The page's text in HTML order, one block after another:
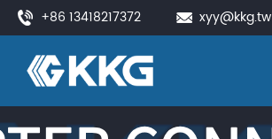
+86 13418217372 xyy@kkg.tw